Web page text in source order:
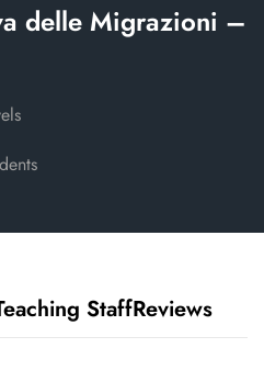
delle Migrazioni –
StaffReviews